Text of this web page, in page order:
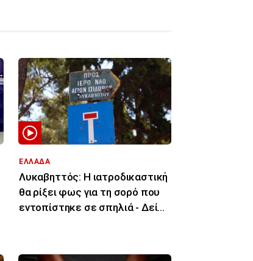
ΕΛΛΑΔΑ
Λυκαβηττός: Η ιατροδικαστική
θα ρίξει φως για τη σορό που
εντοπίστηκε σε σπηλιά - Δείτε